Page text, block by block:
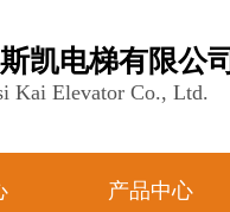
凯电梯有限公司
Kai Elevator Co., Ltd.
产品中心